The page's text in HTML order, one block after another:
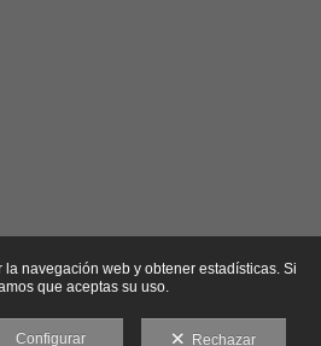
navegación web y obtener estadísticas. Si
que aceptas su uso.
Configurar Rechazar